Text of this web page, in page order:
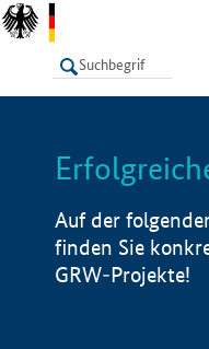
LISTE
Auf der
finden Sie
GRW-Projekte!